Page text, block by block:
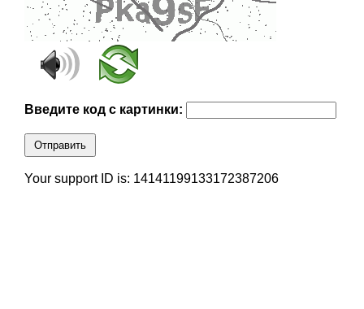
Введите код с картинки:
Отправить
Your support ID is: 14141199133172387206